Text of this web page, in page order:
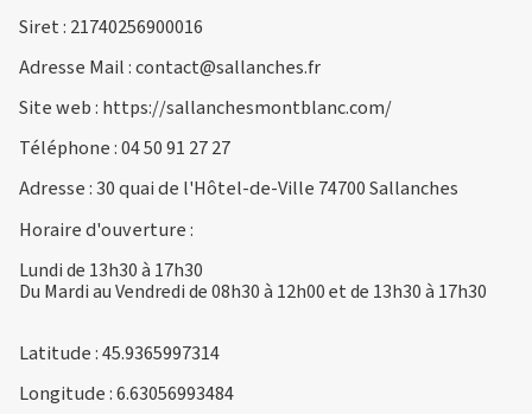
Siret : 21740256900016
Adresse Mail :contact@sallanches.fr
Site web : https://sallanchesmontblanc.com/
Téléphone :04 50 91 27 27
Adresse : 30 quai de l'Hôtel-de-Ville 74700 Sallanches
Horaire d'ouverture :
Lundi de 13h30 à 17h30
Du Mardi au Vendredi de 08h30 à 12h00 et de 13h30 à 17h30
Latitude : 45.9365997314
Longitude : 6.63056993484